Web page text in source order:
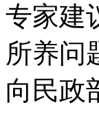
专家建
所养问
向民政